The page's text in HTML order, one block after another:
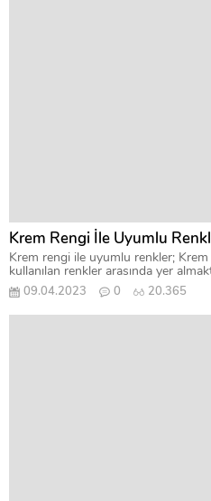
Krem Rengi İle Uyumlu
Krem rengi ile uyumlu renkler;
kullanılan renkler arasında yer
09.04.2023 0 20.365